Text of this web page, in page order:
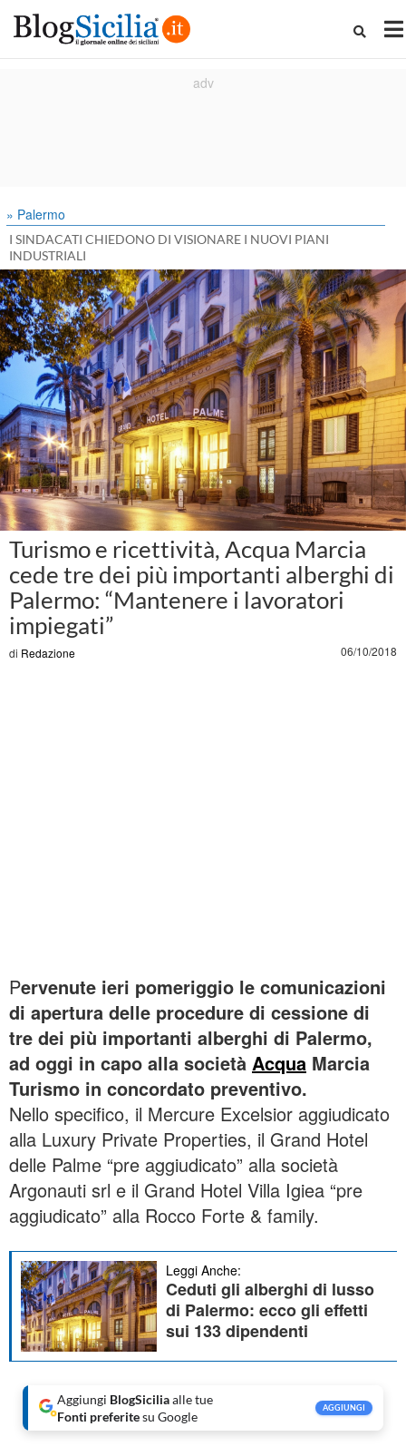
» Palermo
I SINDACATI CHIEDONO DI VISIONARE I NUOVI PIANI
INDUSTRIALI
Turismo e ricettività, Acqua Marcia
cede tre dei più importanti alberghi di
Palermo: “Mantenere i lavoratori
impiegati”
di Redazione 06/10/2018
Pervenute ieri pomeriggio le comunicazioni
di apertura delle procedure di cessione di
tre dei più importanti alberghi di Palermo,
ad oggi in capo alla società Acqua Marcia
Turismo in concordato preventivo.
Nello specifico, il Mercure Excelsior aggiudicato
alla Luxury Private Properties, il Grand Hotel
delle Palme “pre aggiudicato” alla società
Argonauti srl e il Grand Hotel Villa Igiea “pre
aggiudicato” alla Rocco Forte & family.
Leggi Anche:
Ceduti gli alberghi di lusso
di Palermo: ecco gli effetti
sui 133 dipendenti
Aggiungi BlogSiciliaalle tue
Fonti preferitesu Google
AGGIUNGI